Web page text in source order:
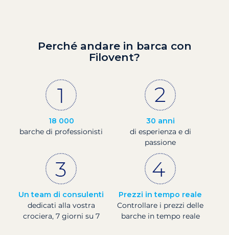
Perché andare in barca con
Filovent?
18 000
barche di professionisti
30 anni
di esperienza e di
passione
Un team di consulenti
dedicati alla vostra
crociera, 7 giorni su 7
Prezzi in tempo reale
Controllare i prezzi delle
barche in tempo reale